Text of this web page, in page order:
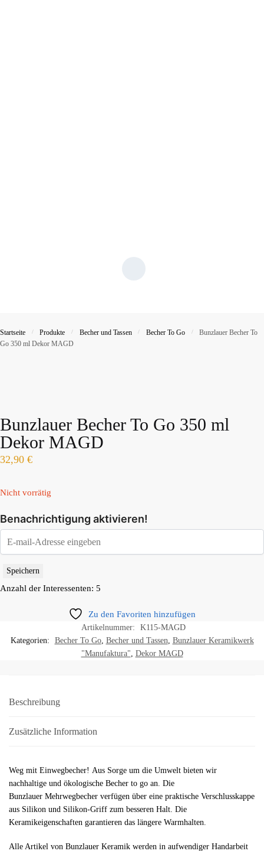
Startseite / Produkte / Becher und Tassen / Becher To Go /
Bunzlauer Becher To
Go 350 ml Dekor MAGD
Bunzlauer Becher To Go 350 ml
Dekor MAGD
32,90 €
Nicht vorrätig
Benachrichtigung aktivieren!
Speichern
Anzahl der Interessenten: 5
Zu den Favoriten hinzufügen
Artikelnummer:
K115-MAGD
Kategorien:
Becher To Go, Becher und Tassen, Bunzlauer Keramikwerk
"Manufaktura", Dekor MAGD
Beschreibung
Zusätzliche Information
Weg mit Einwegbecher! Aus Sorge um die Umwelt bieten wir
nachhaltige und ökologische Becher to go an. Die
Bunzlauer Mehrwegbecher verfügen über eine praktische Verschlusskappe
aus Silikon und Silikon-Griff zum besseren Halt. Die
Keramikeigenschaften garantieren das längere Warmhalten.
Alle Artikel von Bunzlauer Keramik werden in aufwendiger Handarbeit